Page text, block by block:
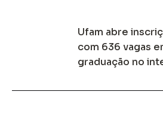
Ufam abre
com 636 vagas
graduação no